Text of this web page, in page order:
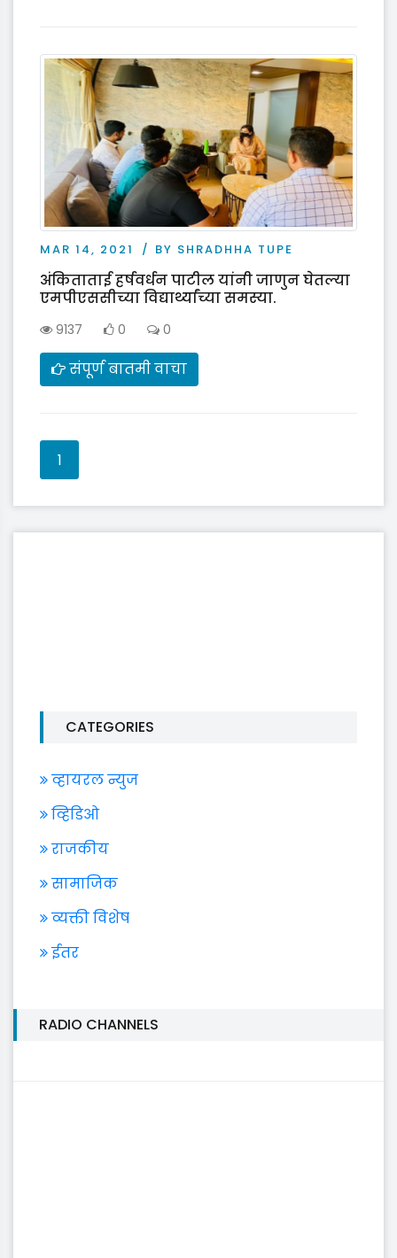
MAR 14, 2021 BY SHRADHHA TUPE
अंकिताताई हर्षवर्धन पाटील यांनी जाणुन घेतल्या
एमपीएससीच्या विद्यार्थ्यांच्या समस्या.
9137 0 0
संपूर्ण बातमी वाचा
1
CATEGORIES
व्हायरल न्युज
व्हिडिओ
राजकीय
सामाजिक
व्यक्ती विशेष
ईतर
RADIO CHANNELS